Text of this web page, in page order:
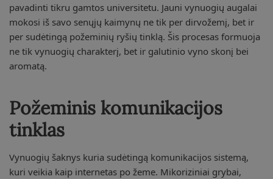
pavadinti tikru gamtos universitetu. Jauni vynuogių augalai
mokosi iš savo senųjų kaimynų ne tik per dirvožemį, bet ir
per sudėtingą požeminių ryšių tinklą. Šis procesas formuoja
ne tik vynuogių charakterį, bet ir galutinio vyno skonį bei
aromatą.
Požeminis komunikacijos
tinklas
Vynuogių šaknys kuria sudėtingą komunikacijos sistemą,
kuri veikia kaip internetas po žeme. Mikoriziniai grybai,